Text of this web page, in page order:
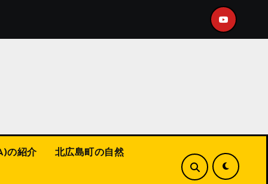
【福山市】こんな活動してま
の紹介 北広島町の自然